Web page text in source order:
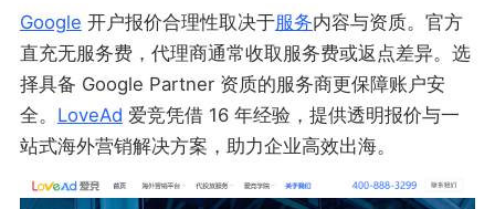
Google 开户报价合理性取决于服务内容与资质。官方
直充无服务费，代理商通常收取服务费或返点差异。选
择具备 Google Partner 资质的服务商更保障账户安
全。 LoveAd 爱竞凭借 16 年经验，提供透明报价与一
站式海外营销解决方案，助力企业高效出海。